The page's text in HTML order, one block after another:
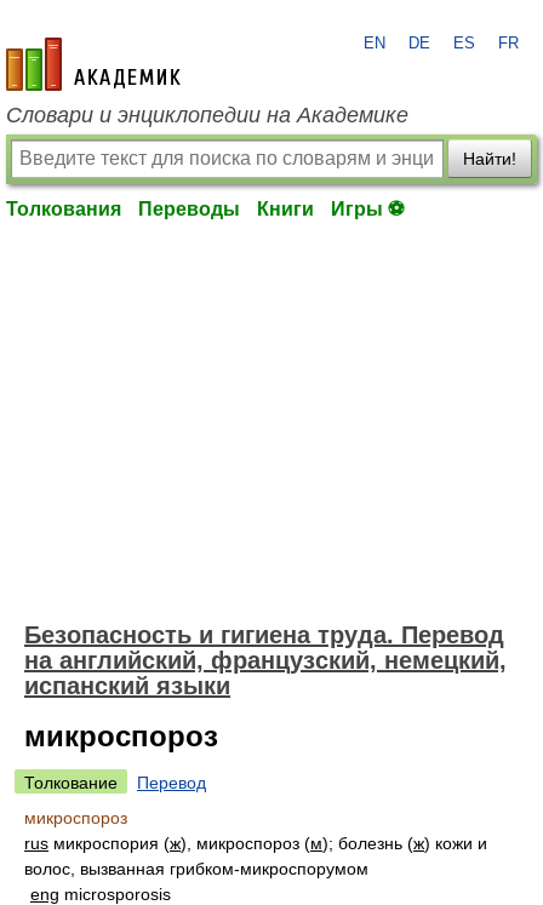
academic.ru
EN DE ES FR
Словари и энциклопедии на Академике
Найти!
Толкования Переводы Книги Игры ⚽
Безопасность и гигиена труда. Перевод
на английский, французский, немецкий,
испанский языки
микроспороз
Толкование
Перевод
микроспороз
rus микроспория (ж), микроспороз (м); болезнь (ж) кожи и
волос, вызванная грибком-микроспорумом
eng microsporosis